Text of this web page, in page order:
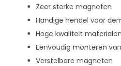
Zeer sterke magneten
Handige hendel voor
Hoge kwaliteit materialen
Eenvoudig monteren
Verstelbare magneten